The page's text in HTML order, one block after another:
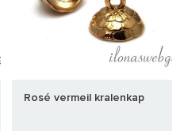
Rosé vermeil kralenkap